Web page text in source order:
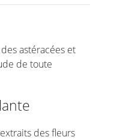
astéracées et
de toute
des fleurs